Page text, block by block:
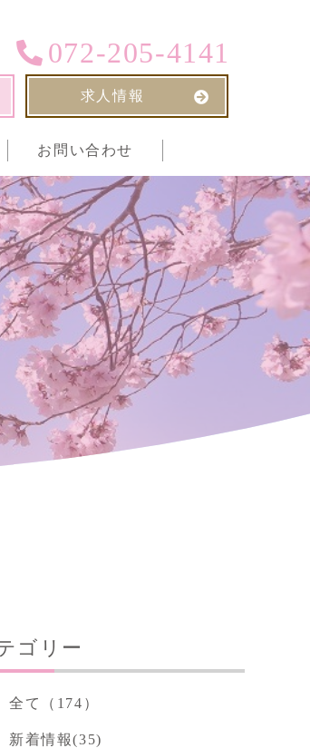
072-205-4141
求人情報
お問い合わせ
ゴリー
全て（ 174 ）
新着情報(35)